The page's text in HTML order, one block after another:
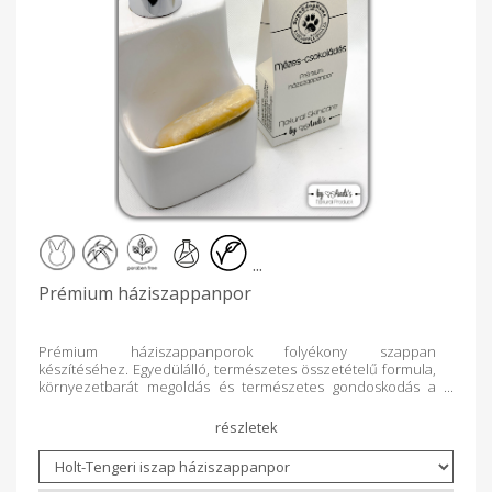
ölelésben hidratálja a bőrt. A kakaóban található magnézium
és cink táplálja és pihenteti a bőrt, amely a méz kiváló
bőrszépítő és bőrtápláló hatásával párosul: feszessé,
rugalmassá teszi a bőrt, a száraz, érdes bőrt kisimítja és
puhítja. Antibakteriális hatása miatt kiváló pattanások,
mitesszerek, kisebb karcolások, sebek kezelésére is. A
mézes-csokis fürdő ellazít, ápol és nyugtatja is a bőrt.
Egészséges, természetes bőrápolás önmagadért,
családodért, környezetedért. sls-mentes állatkísérlet-mentes
vegán pálmaolaj-mentes környezetbarát csomagolás
parabénmentes antivirális Biztonságos, környezettudatos,
természetes és egészséges teljeskörű mindennapi
bőrápolás a család minden tagja számára.
...
Prémium háziszappanpor
Prémium háziszappanporok folyékony szappan
készítéséhez. Egyedülálló, természetes összetételű formula,
környezetbarát megoldás és természetes gondoskodás a
hidratál, kényeztet, sőt, bőrproblémák esetén is megoldást
nyújt! Az iszap szépítő, nyugtató és gyógyító hatása mellett
kordában tartja a kellemetlen bőrbetegségeket. Feszesíti,
táplálja és hidratálhatja a bőrt, mindamellett, hogy leszárítja a